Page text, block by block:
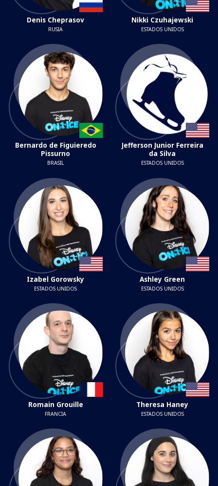
Denis Cheprasov
RUSIA
Nikki Czuhajewski
ESTADOS UNIDOS
Bernardo de Figuieredo
Pissurno
BRASIL
Jefferson Junior Ferreira
da Silva
ESTADOS UNIDOS
Izabel Gorowsky
ESTADOS UNIDOS
Ashley Green
ESTADOS UNIDOS
Romain Grouille
FRANCIA
Theresa Haney
ESTADOS UNIDOS